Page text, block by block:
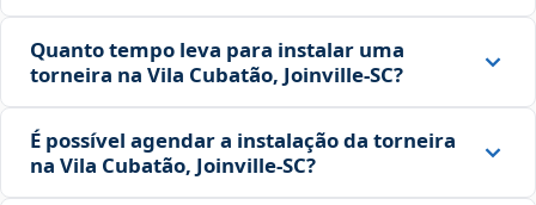
Quanto tempo leva para instalar uma
torneira na Vila Cubatão, Joinville‑SC?
É possível agendar a instalação da torneira
na Vila Cubatão, Joinville‑SC?